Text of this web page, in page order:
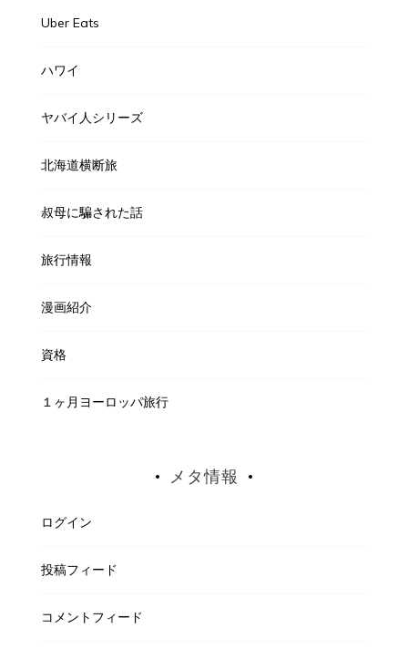
Uber Eats
ハワイ
ヤバイ人シリーズ
北海道横断旅
叔母に騙された話
旅行情報
漫画紹介
資格
１ヶ月ヨーロッパ旅行
メタ情報
ログイン
投稿フィード
コメントフィード